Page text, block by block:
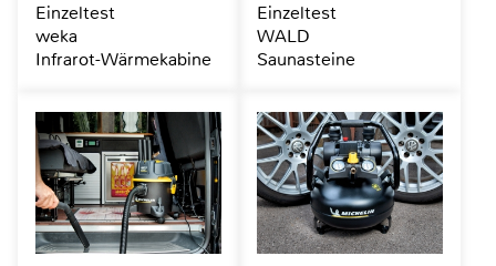
Einzeltest
weka
Infrarot-Wärmekabine
Einzeltest
WALD
Saunasteine